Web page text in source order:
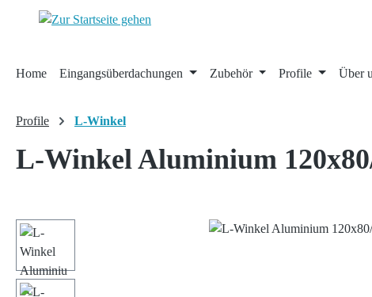
Hauptinhalt springen
Zur Suche springen
Zur Hauptnavigation springen
Home Eingangsüberdachungen Zubehör Profile Über
Profile L-Winkel
L-Winkel Aluminium
Bildergalerie überspringen